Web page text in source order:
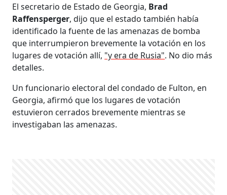
El secretario de Estado de Georgia, Brad
Raffensperger, dijo que el estado también había
identificado la fuente de las amenazas de bomba
que interrumpieron brevemente la votación en los
lugares de votación allí, "y era de Rusia". No dio más
detalles.
Un funcionario electoral del condado de Fulton, en
Georgia, afirmó que los lugares de votación
estuvieron cerrados brevemente mientras se
investigaban las amenazas.